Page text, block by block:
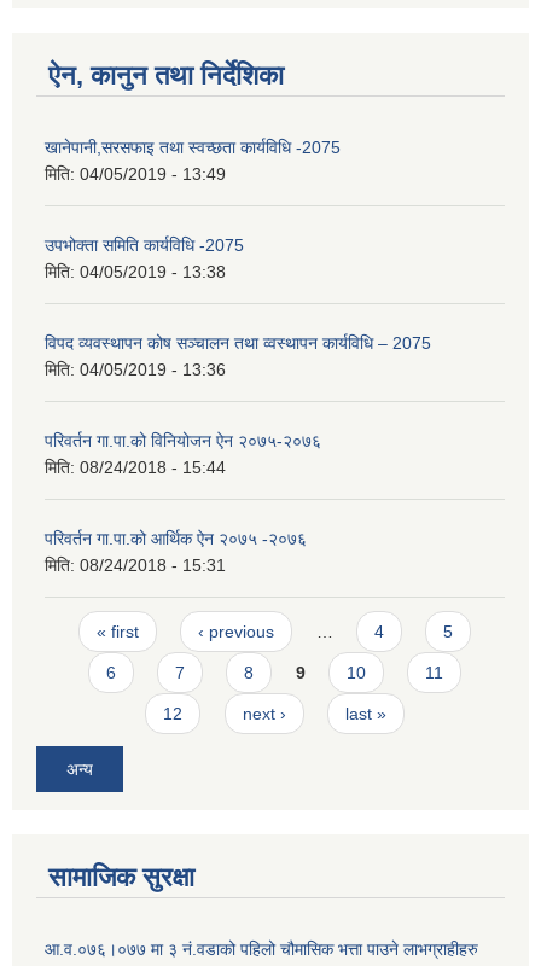
ऐन, कानुन तथा निर्देशिका
खानेपानी,सरसफाइ तथा स्वच्छता कार्यविधि -2075
मिति: 04/05/2019 - 13:49
उपभोक्ता समिति कार्यविधि -2075
मिति: 04/05/2019 - 13:38
विपद व्यवस्थापन कोष सञ्चालन तथा व्वस्थापन कार्यविधि – 2075
मिति: 04/05/2019 - 13:36
परिवर्तन गा.पा.को विनियोजन ऐन २०७५-२०७६
मिति: 08/24/2018 - 15:44
परिवर्तन गा.पा.को आर्थिक ऐन २०७५ -२०७६
मिति: 08/24/2018 - 15:31
Pages
« first ‹ previous 4 5
6 7 8 9 10 11
12 next › last »
अन्य
सामाजिक सुरक्षा
आ‍.व.०७६।०७७ मा ३ नं.वडाको पहिलो चौमासिक भत्ता पाउने लाभग्राहीहरु